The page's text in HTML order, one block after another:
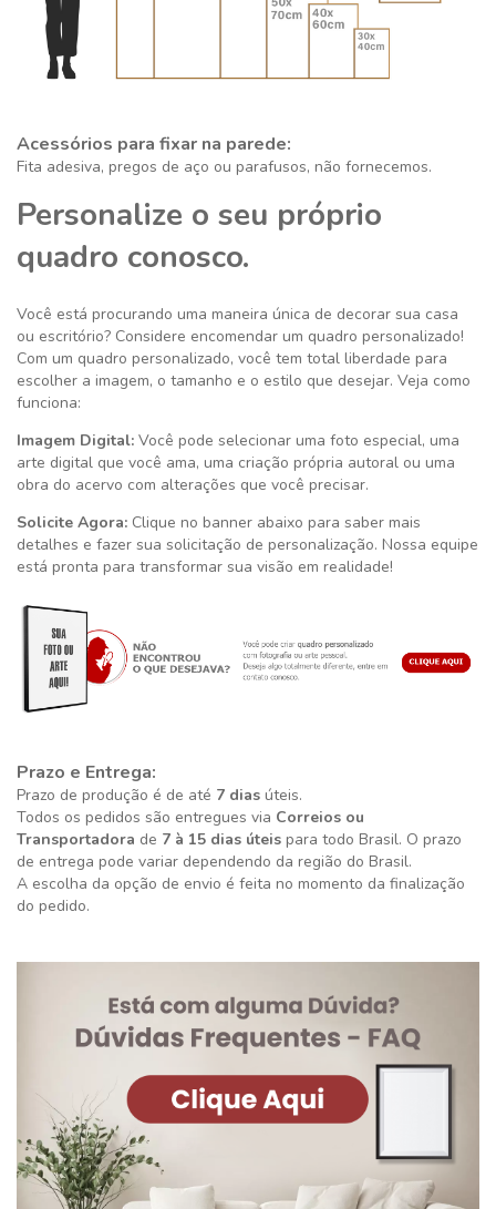
Acessórios para fixar na parede:
Fita adesiva, pregos de aço ou parafusos, não fornecemos.
Personalize o seu próprio
quadro conosco.
Você está procurando uma maneira única de decorar sua casa
ou escritório? Considere encomendar um quadro personalizado!
Com um quadro personalizado, você tem total liberdade para
escolher a imagem, o tamanho e o estilo que desejar. Veja como
funciona:
Imagem Digital: Você pode selecionar uma foto especial, uma
arte digital que você ama, uma criação própria autoral ou uma
obra do acervo com alterações que você precisar.
Solicite Agora: Clique no banner abaixo para saber mais
detalhes e fazer sua solicitação de personalização. Nossa equipe
está pronta para transformar sua visão em realidade!
Prazo e Entrega:
Prazo de produção é de até 7 dias úteis.
Todos os pedidos são entregues via Correios ou
Transportadora de 7 à 15 dias úteis para todo Brasil. O prazo
de entrega pode variar dependendo da região do Brasil.
A escolha da opção de envio é feita no momento da finalização
do pedido.